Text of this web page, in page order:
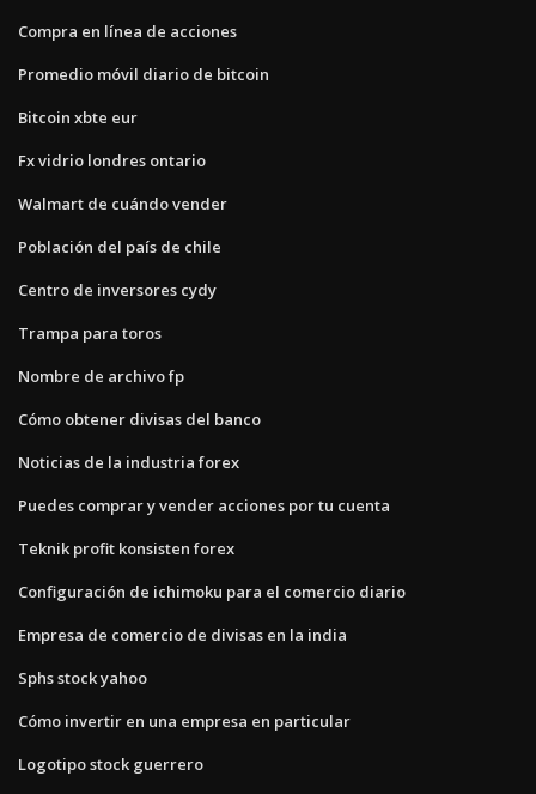
Compra en línea de acciones
Promedio móvil diario de bitcoin
Bitcoin xbte eur
Fx vidrio londres ontario
Walmart de cuándo vender
Población del país de chile
Centro de inversores cydy
Trampa para toros
Nombre de archivo fp
Cómo obtener divisas del banco
Noticias de la industria forex
Puedes comprar y vender acciones por tu cuenta
Teknik profit konsisten forex
Configuración de ichimoku para el comercio diario
Empresa de comercio de divisas en la india
Sphs stock yahoo
Cómo invertir en una empresa en particular
Logotipo stock guerrero